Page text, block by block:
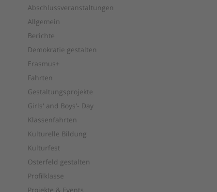
Abschlussveranstaltungen
Allgemein
Berichte
Demokratie gestalten
Erasmus+
Fahrten
Gestaltungsprojekte
Girls' and Boys'- Day
Klassenfahrten
Kulturelle Bildung
Kulturfest
Osterfeld gestalten
Profilklasse
Projekte & Events